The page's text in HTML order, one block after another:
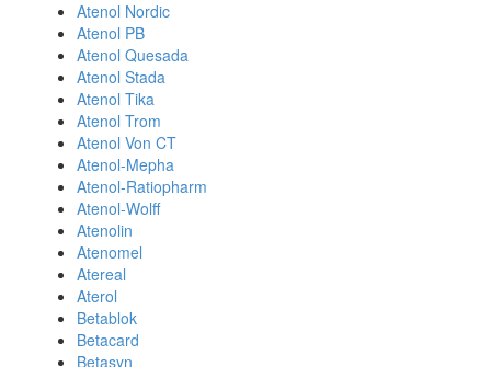
Atenol Nordic
Atenol PB
Atenol Quesada
Atenol Stada
Atenol Tika
Atenol Trom
Atenol Von CT
Atenol-Mepha
Atenol-Ratiopharm
Atenol-Wolff
Atenolin
Atenomel
Atereal
Aterol
Betablok
Betacard
Betasyn